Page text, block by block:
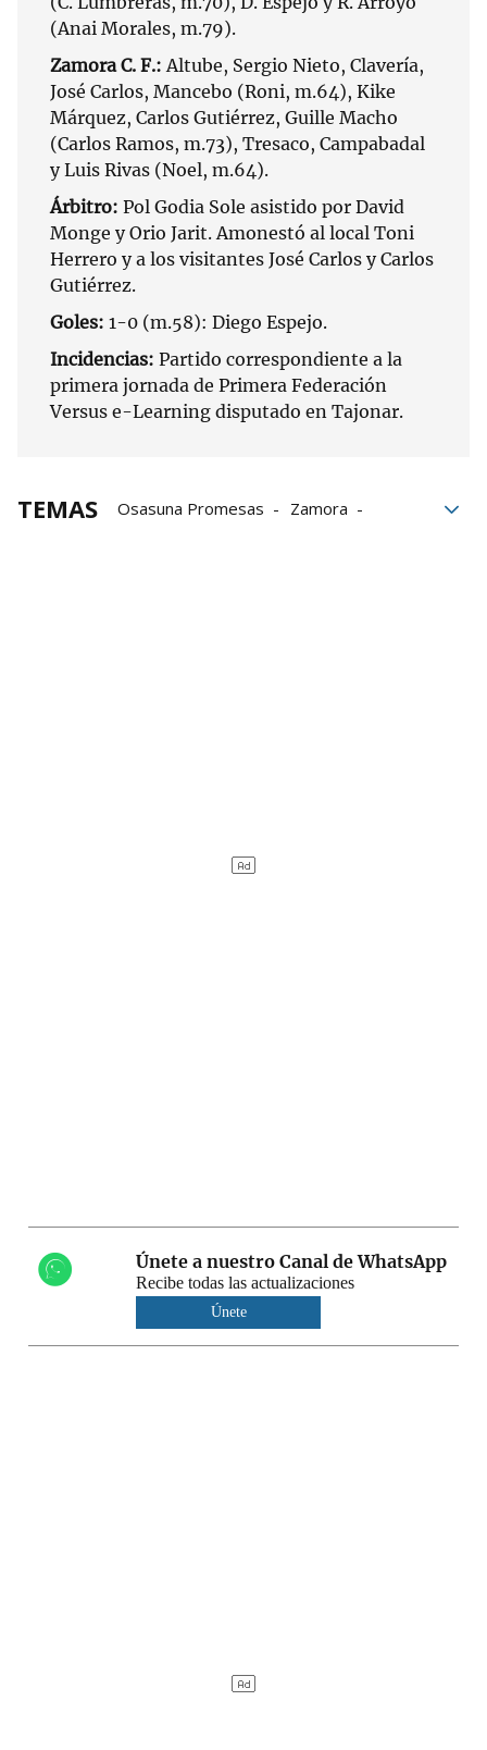
(Anai Morales, m.79).
Zamora C. F.: Altube, Sergio Nieto, Clavería,
José Carlos, Mancebo (Roni, m.64), Kike
Márquez, Carlos Gutiérrez, Guille Macho
(Carlos Ramos, m.73), Tresaco, Campabadal
y Luis Rivas (Noel, m.64).
Árbitro: Pol Godia Sole asistido por David
Monge y Orio Jarit. Amonestó al local Toni
Herrero y a los visitantes José Carlos y Carlos
Gutiérrez.
Goles: 1-0 (m.58): Diego Espejo.
Incidencias: Partido correspondiente a la
primera jornada de Primera Federación
Versus e-Learning disputado en Tajonar.
TEMAS Osasuna Promesas
Zamora
Únete a nuestro Canal de WhatsApp
Recibe todas las actualizaciones
Únete